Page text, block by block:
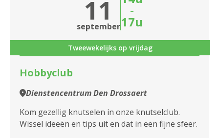
11
september
-
17u
Tweewekelijks op vrijdag
Hobbyclub
Dienstencentrum Den Drossaert
Kom gezellig knutselen in onze knutselclub.
Wissel ideeën en tips uit en dat in een fijne sfeer.